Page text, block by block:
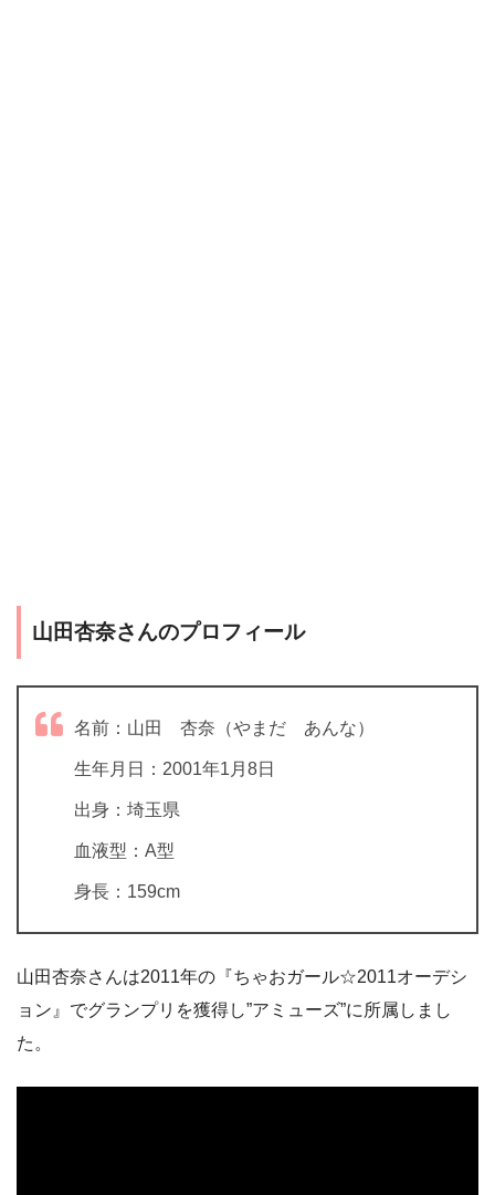
山田杏奈さんのプロフィール
名前：山田 杏奈（やまだ あんな）
生年月日：2001年1月8日
出身：埼玉県
血液型：A型
身長：159cm
山田杏奈さんは2011年の『ちゃおガール☆2011オーデシ
ョン』でグランプリを獲得し”アミューズ”に所属しまし
た。